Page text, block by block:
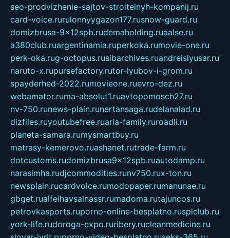
seo-prodvizhenie-sajtov-stroitelnyh-kompanij.ru
card-voice.rurulonnyygazon177.rusnow-guard.ru
domizbrusa-9x12spb.rudemaholding.ruaalse.ru
a380club.ruargentinamia.ruperkoka.rumovie-one.ru
perk-oka.rug-octopus.rusibarchives.ruandreislyusar.ru
naruto-x.rupursefactory.rutor-lyubov-i-grom.ru
spayderhed-2022.rumovieone.ruevro-dez.ru
webamator.ruma-absolut1.ruavtopomosch27.ru
nv-750.runews-plain.runertansaga.rudelanalad.ru
dizfiles.ruyoutubefree.ruaria-family.ruroadli.ru
planeta-samara.rumysmartbuy.ru
matrasy-kemerovo.ruashanet.rutrade-farm.ru
dotcustoms.rudomizbrusa9x12spb.ruautodamp.ru
narasimha.rudjcommodities.runv750.rux-ton.ru
newsplain.rucardvoice.rumodopaper.rumanunae.ru
gbget.rualfeihavsalnassr.rumadoma.rutajuncos.ru
petrovkasports.ruporno-online-besplatno.rusplclub.ru
york-life.rudoroga-expo.ruribery.rucleanmedicine.ru